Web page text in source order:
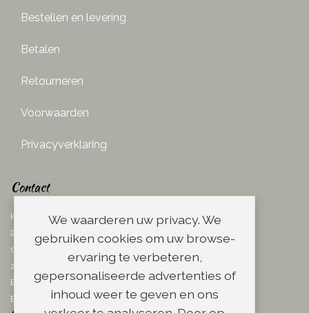
Bestellen en levering
Betalen
Retourneren
Voorwaarden
Privacyverklaring
Contact
Ketelboetersteeg 29
2311 TN Leiden
dins. - vrij. 08.00 - 17.00 uur
zaterdag 08.00 - 13.00 uur
Email:info@scheerwinkel.nl
Bel: 071 - 5128188
We waarderen uw privacy. We
gebruiken cookies om uw browse-
ervaring te verbeteren,
gepersonaliseerde advertenties of
inhoud weer te geven en ons